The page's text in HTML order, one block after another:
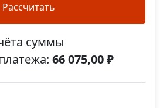
Рассчитать
суммы
66 075,00 ₽